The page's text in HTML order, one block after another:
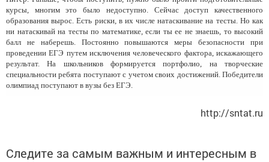
курсы, многим это было недоступно. Сейчас доступ качественного
образования вырос. Есть риски, в их числе натаскивание на тесты. Но как
ни натаскивай на тесты по математике, если ты ее не знаешь, то высокий
балл не наберешь. Постоянно повышаются меры безопасности при
проведении ЕГЭ путем исключения человеческого фактора, искажающего
результат. На школьников формируется портфолио, на творческие
специальности ребята поступают с учетом своих достижений. Победители
олимпиад поступают в вузы без ЕГЭ.
http://sntat.ru
Следите за самым важным и интересным в